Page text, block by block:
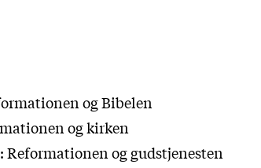
og Bibelen
og kirken
Reformationen og gudstjenesten